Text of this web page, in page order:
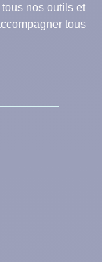
nos outils et
tous